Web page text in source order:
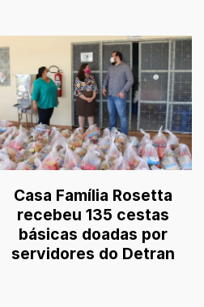
Casa Família Rosetta
recebeu 135 cestas
básicas doadas por
servidores do Detran